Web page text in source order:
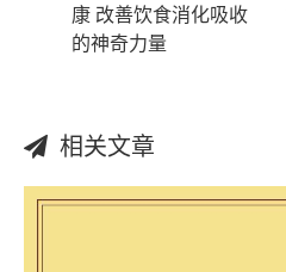
康 改善饮食消化吸收
的神奇力量
相关文章